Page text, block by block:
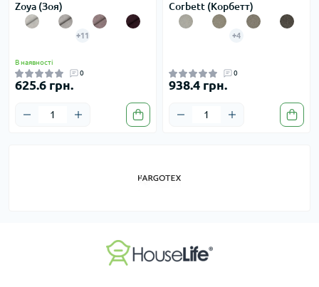
Zoya (Зоя)
+11
В наявності
0
625.6 грн.
Corbett (Корбетт)
+4
0
938.4 грн.